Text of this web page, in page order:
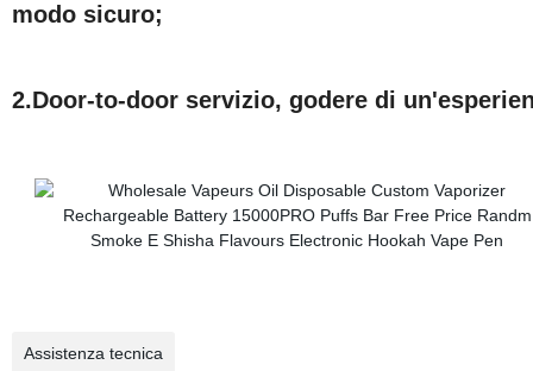
modo sicuro;
2.Door-to-door servizio, godere di
Assistenza tecnica